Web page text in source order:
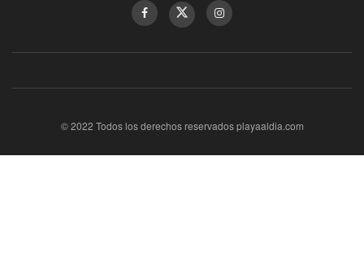
© 2022 Todos los derechos reservados playaaldia.com